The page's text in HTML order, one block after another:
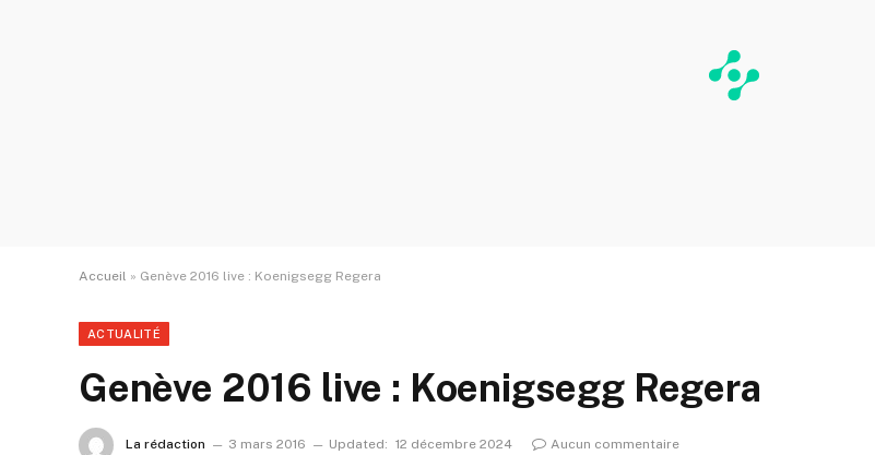
Accueil » Genève 2016 live : Koenigsegg Regera
ACTUALITÉ
Genève 2016 live : Koenigsegg Regera
La rédaction 3 mars 2016 Updated: 12 décembre 2024 Aucun commentaire